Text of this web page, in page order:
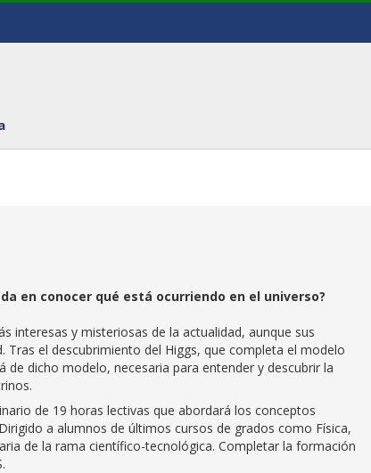
en conocer qué está ocurriendo en el universo?
interesas y misteriosas de la actualidad, aunque sus
el descubrimiento del Higgs, que completa el modelo
dicho modelo, necesaria para entender y descubrir la
de 19 horas lectivas que abordará los conceptos
a alumnos de últimos cursos de grados como Física,
de la rama científico-tecnológica. Completar la formación